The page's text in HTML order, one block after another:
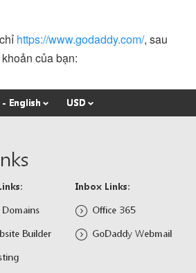
https://www.godaddy.com/, sau
của bạn: